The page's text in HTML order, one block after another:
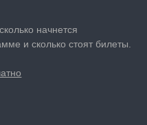
начнется
и сколько стоят билеты.